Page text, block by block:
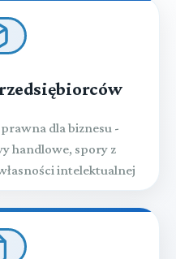
dla biznesu -
handlowe, spory z
intelektualnej